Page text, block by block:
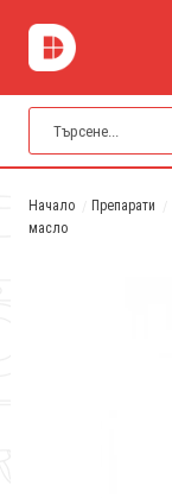
Начало Препарати
масло